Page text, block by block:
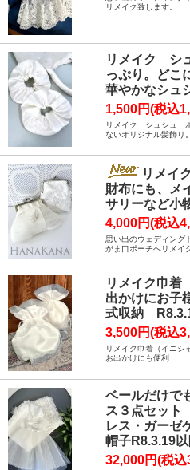
リメイク致します。
リメイク シ
っぷり。どこ
華やかなシュ
1,500円(税込
リメイク シュシュ ボ
ないオリジナル髪飾り。
リメイ
財布にも、メ
サリーなど小
4,000円(税込
思い出のウェディング
がま口ポーチへリメイ
リメイク巾
出かけにお子
式収納
3,500円(税込
リメイク巾着（イニシ
お出かけにも便利
ベールだけで
ス３点セッ
レス・ガーゼ
帽子R8.3.19
32,000円(税